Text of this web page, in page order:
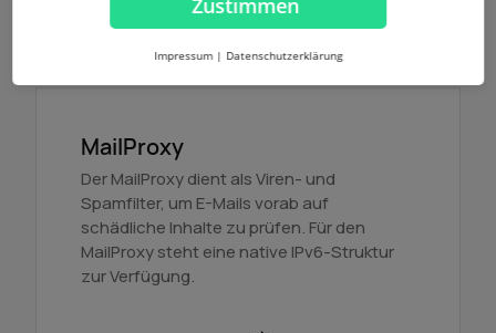
MailProxy
Der MailProxy dient als Viren- und
Spamfilter, um E-Mails vorab auf
schädliche Inhalte zu prüfen. Für den
MailProxy steht eine native IPv6-Struktur
zur Verfügung.
Zustimmen
Impressum | Datenschutzerklärung